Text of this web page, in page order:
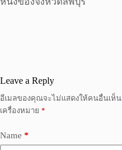
Leave a Reply
อีเมลของคุณจะไม่แสดงให้คนอื่นเห็น
เครื่องหมาย *
Name *